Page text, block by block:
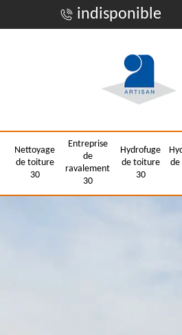
indisponible
Nettoyage
de toiture
30
Entreprise
de
ravalement
30
Hydrofuge
de toiture
30
de